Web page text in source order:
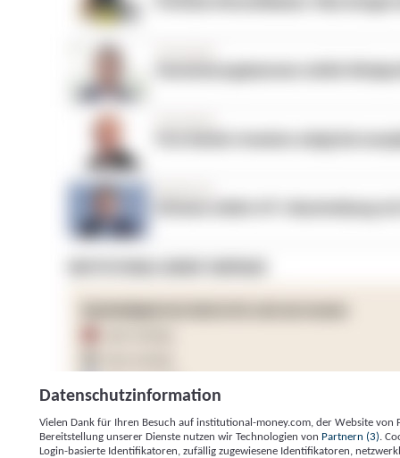
Datenschutzinformation
Vielen Dank für Ihren Besuch auf institutional-money.com, der Website von
Bereitstellung unserer Dienste nutzen wir Technologien von Partnern (3) .
Login-basierte Identifikatoren, zufällig zugewiesene Identifikatoren,